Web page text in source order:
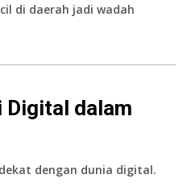
di daerah jadi wadah
Digital dalam
dengan dunia digital.